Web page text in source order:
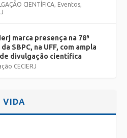
CIENTÍFICA Eventos
marca presença na 78ª
SBPC, na UFF, com ampla
divulgação científica
CECIERJ
VIDA